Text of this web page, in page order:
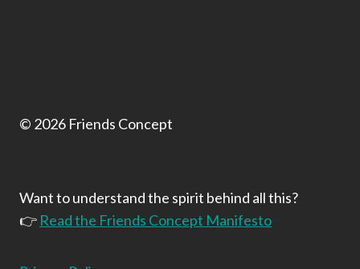
© 2026 Friends Concept
Want to understand the spirit behind all this?
👉 Read the Friends Concept Manifesto